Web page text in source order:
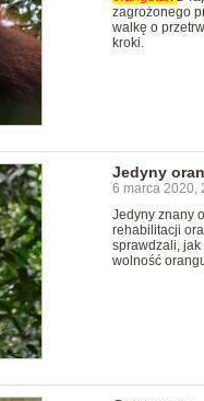
zagrożonego
walkę o
kroki.
Jedyny
6 marca 2020,
Jedyny znany
rehabilitacji
sprawdzali, jak
wolność